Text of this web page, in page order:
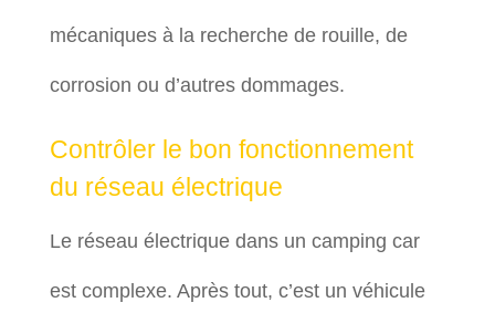
mécaniques à la recherche de rouille, de
corrosion ou d’autres dommages.
Contrôler le bon fonctionnement
du réseau électrique
Le réseau électrique dans un camping car
est complexe. Après tout, c’est un véhicule